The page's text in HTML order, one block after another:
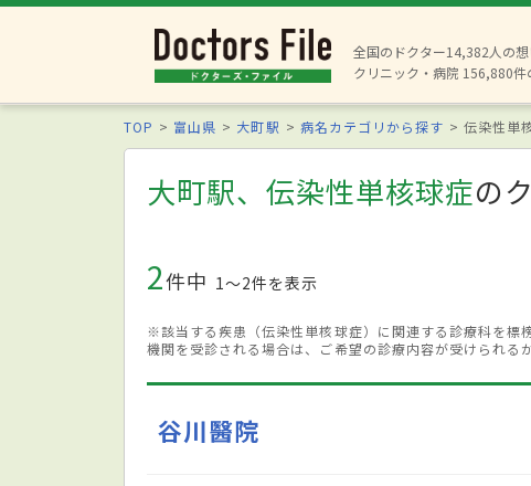
全国のドクター14,382人の
クリニック・病院 156,880件
TOP 富山県 大町駅 病名カテゴリから探す 伝染性単
大町駅、伝染性単核球症の
2件中 1〜2件を表示
※該当する疾患（伝染性単核球症）に関連する診療科を標
機関を受診される場合は、ご希望の診療内容が受けられる
谷川醫院